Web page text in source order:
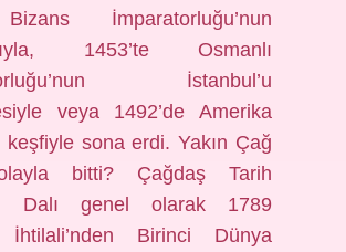
İmparatorluğu’nun
1453’te Osmanlı
İstanbul’u
veya 1492’de Amerika
keşfiyle sona erdi. Yakın Çağ
bitti? Çağdaş Tarih
Dalı genel olarak 1789
İhtilali’nden Birinci Dünya